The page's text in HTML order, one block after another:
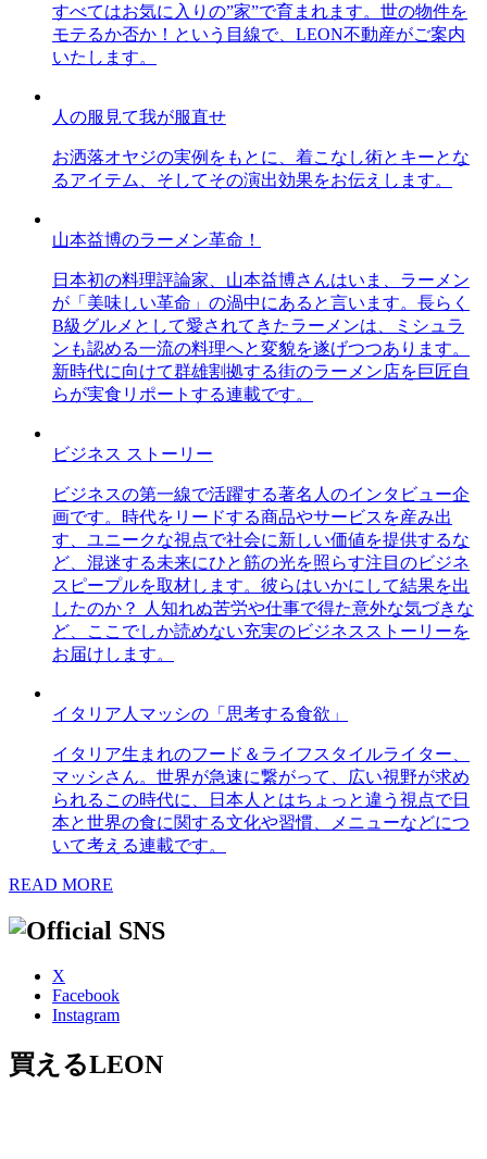
すべてはお気に入りの”家”で育まれます。世の物件を
モテるか否か！という目線で、LEON不動産がご案内
いたします。
人の服見て我が服直せ
お洒落オヤジの実例をもとに、着こなし術とキーとな
るアイテム、そしてその演出効果をお伝えします。
山本益博のラーメン革命！
日本初の料理評論家、山本益博さんはいま、ラーメン
が「美味しい革命」の渦中にあると言います。長らく
B級グルメとして愛されてきたラーメンは、ミシュラ
ンも認める一流の料理へと変貌を遂げつつあります。
新時代に向けて群雄割拠する街のラーメン店を巨匠自
らが実食リポートする連載です。
ビジネス ストーリー
ビジネスの第一線で活躍する著名人のインタビュー企
画です。時代をリードする商品やサービスを産み出
す、ユニークな視点で社会に新しい価値を提供するな
ど、混迷する未来にひと筋の光を照らす注目のビジネ
スピープルを取材します。彼らはいかにして結果を出
したのか？ 人知れぬ苦労や仕事で得た意外な気づきな
ど、ここでしか読めない充実のビジネスストーリーを
お届けします。
イタリア人マッシの「思考する食欲」
イタリア生まれのフード＆ライフスタイルライター、
マッシさん。世界が急速に繋がって、広い視野が求め
られるこの時代に、日本人とはちょっと違う視点で日
本と世界の食に関する文化や習慣、メニューなどにつ
いて考える連載です。
READ MORE
X
Facebook
Instagram
買えるLEON